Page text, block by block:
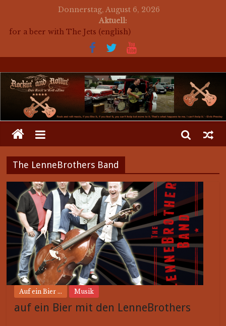
Donnerstag, August 6, 2026
Aktuell:
for a beer with The Jets (english)
Mosaik Massaker – Mosaikkunst aus dem Bereich
Rockabilly, Kustom Kultur und der Hot Rod Szene
auf ein Bier mit Mason Dixon Hobos
auf ein Bier mit The Jets
The LenneBrothers Band
Auf ein Bier ... Musik
auf ein Bier mit den LenneBrothers